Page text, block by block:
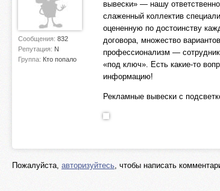
Сообщения: 832
Репутация: N
Группа: Кто попало
вывески» — нашу
слаженный коллектив
оцененную по достоинству
договора, множество
профессионализм —
«под ключ». Есть какие-то
информацию!
Рекламные вывески с
Пожалуйста, авторизуйтесь, чтобы написать